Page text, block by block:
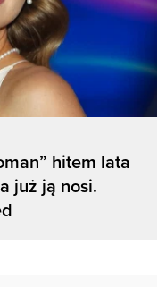
hitem lata
już ją nosi.